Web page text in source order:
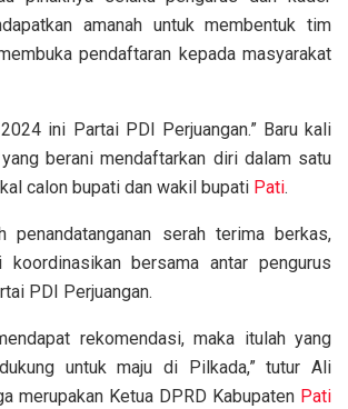
amanah untuk membentuk tim
pendaftaran kepada masyarakat
ini Partai PDI Perjuangan.” Baru kali
berani mendaftarkan diri dalam satu
calon bupati dan wakil bupati Pati.
penandatanganan serah terima berkas,
koordinasikan bersama antar pengurus
PDI Perjuangan.
rekomendasi, maka itulah yang
untuk maju di Pilkada,” tutur Ali
merupakan Ketua DPRD Kabupaten Pati